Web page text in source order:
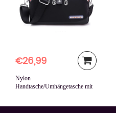
€26,99
Nylon
Handtasche/Umhängetasche mit